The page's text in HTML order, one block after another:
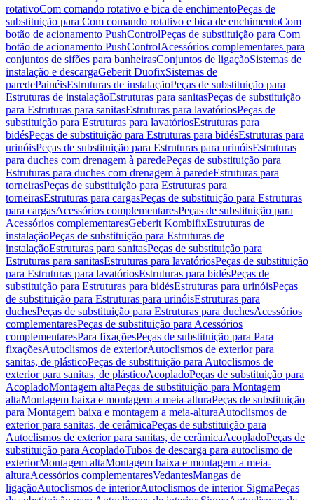
rotativoCom comando rotativo e bica de enchimentoPeças de
substituição para Com comando rotativo e bica de enchimentoCom
botão de acionamento PushControlPeças de substituição para Com
botão de acionamento PushControlAcessórios complementares para
conjuntos de sifões para banheirasConjuntos de ligaçãoSistemas de
instalação e descargaGeberit DuofixSistemas de
paredePainéisEstruturas de instalaçãoPeças de substituição para
Estruturas de instalaçãoEstruturas para sanitasPeças de substituição
para Estruturas para sanitasEstruturas para lavatóriosPeças de
substituição para Estruturas para lavatóriosEstruturas para
bidésPeças de substituição para Estruturas para bidésEstruturas para
urinóisPeças de substituição para Estruturas para urinóisEstruturas
para duches com drenagem à paredePeças de substituição para
Estruturas para duches com drenagem à paredeEstruturas para
torneirasPeças de substituição para Estruturas para
torneirasEstruturas para cargasPeças de substituição para Estruturas
para cargasAcessórios complementaresPeças de substituição para
Acessórios complementaresGeberit KombifixEstruturas de
instalaçãoPeças de substituição para Estruturas de
instalaçãoEstruturas para sanitasPeças de substituição para
Estruturas para sanitasEstruturas para lavatóriosPeças de substituição
para Estruturas para lavatóriosEstruturas para bidésPeças de
substituição para Estruturas para bidésEstruturas para urinóisPeças
de substituição para Estruturas para urinóisEstruturas para
duchesPeças de substituição para Estruturas para duchesAcessórios
complementaresPeças de substituição para Acessórios
complementaresPara fixaçõesPeças de substituição para Para
fixaçõesAutoclismos de exteriorAutoclismos de exterior para
sanitas, de plásticoPeças de substituição para Autoclismos de
exterior para sanitas, de plásticoAcopladoPeças de substituição para
AcopladoMontagem altaPeças de substituição para Montagem
altaMontagem baixa e montagem a meia-alturaPeças de substituição
para Montagem baixa e montagem a meia-alturaAutoclismos de
exterior para sanitas, de cerâmicaPeças de substituição para
Autoclismos de exterior para sanitas, de cerâmicaAcopladoPeças de
substituição para AcopladoTubos de descarga para autoclismo de
exteriorMontagem altaMontagem baixa e montagem a meia-
alturaAcessórios complementaresVedantesMangas de
ligaçãoAutoclismos de interiorAutoclismos de interior SigmaPeças